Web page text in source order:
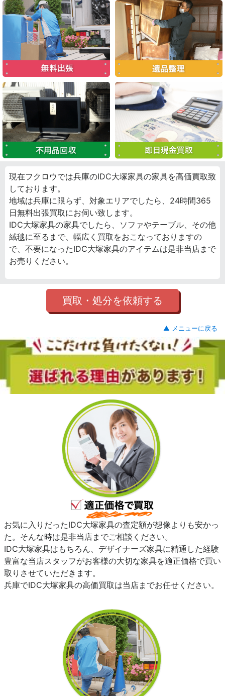
現在フクロウでは兵庫のIDC大塚家具の家具を高価買取致
しております。
地域は兵庫に限らず、対象エリアでしたら、24時間365
日無料出張買取にお伺い致します。
IDC大塚家具の家具でしたら、ソファやテーブル、その他
絨毯に至るまで、幅広く買取をおこなっておりますの
で、不要になったIDC大塚家具のアイテムは是非当店まで
お売りください。
買取・処分を依頼する
▲ メニューに戻る
お気に入りだったIDC大塚家具の査定額が想像よりも安かっ
た。そんな時は是非当店までご相談ください。
IDC大塚家具はもちろん、デザイナーズ家具に精通した経験
豊富な当店スタッフがお客様の大切な家具を適正価格で買い
取りさせていただきます。
兵庫でIDC大塚家具の高価買取は当店までお任せください。